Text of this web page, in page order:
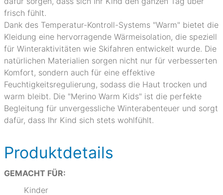
frisch fühlt.
Dank des Temperatur-Kontroll-Systems "Warm" bietet die
Kleidung eine hervorragende Wärmeisolation, die speziell
für Winteraktivitäten wie Skifahren entwickelt wurde. Die
natürlichen Materialien sorgen nicht nur für verbesserten
Komfort, sondern auch für eine effektive
Feuchtigkeitsregulierung, sodass die Haut trocken und
warm bleibt. Die "Merino Warm Kids" ist die perfekte
Begleitung für unvergessliche Winterabenteuer und sorgt
dafür, dass Ihr Kind sich stets wohlfühlt.
Produktdetails
GEMACHT FÜR:
Kinder